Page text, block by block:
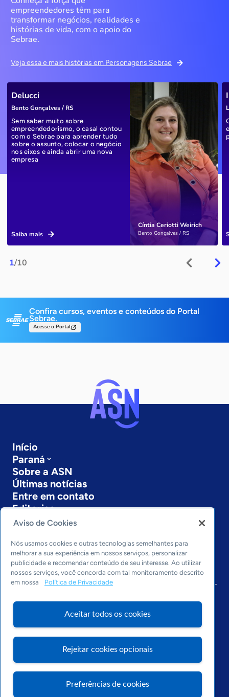
empreendedores têm para
transformar negócios, realidades e
histórias de vida, com o apoio do
Sebrae.
Veja essa e mais histórias em Personagens Sebrae
1/10
Cíntia Ceriotti Weirich
Bento Gonçalves / RS
Delucci
Bento Gonçalves / RS
Sem saber muito sobre
empreendedorismo, o casal contou
com o Sebrae para aprender tudo
sobre o assunto, colocar o negócio
nos eixos e ainda abrir uma nova
empresa
Saiba mais
Confira cursos, eventos e conteúdos do Portal
Sebrae.
Acesse o Portal
Início
Paraná
Sobre a ASN
Últimas notícias
Entre em contato
Editorias
Economia & Política
Inovação & Tecnologia
Cultura empreendedora
Dados
Arquivo
Aviso de Cookies
Nós usamos cookies e outras tecnologias semelhantes para
melhorar a sua experiência em nossos serviços, personalizar
publicidade e recomendar conteúdo de seu interesse. Ao utilizar
nossos serviços, você concorda com tal monitoramento descrito
em nossa
Política de Privacidade
Aceitar todos os cookies
Rejeitar cookies opcionais
Preferências de cookies